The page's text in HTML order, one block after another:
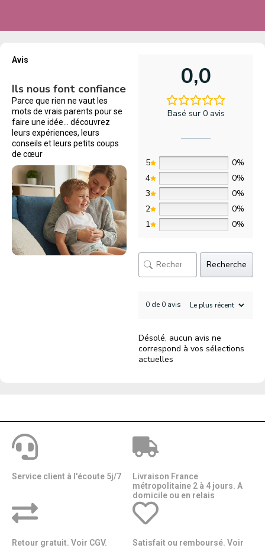
Avis
Ils nous font confiance
Parce que rien ne vaut les
mots de vrais parents pour se
faire une idée… découvrez
leurs expériences, leurs
conseils et leurs petits coups
de cœur
0,0
Basé sur 0 avis
5
0%
4
0%
3
0%
2
0%
1
0%
Recherche
0 de 0 avis
Désolé, aucun avis ne
correspond à vos sélections
actuelles
Service client à l'écoute 5j/7
Livraison France
métropolitaine 2 à 4 jours. A
domicile ou en relais​​
Retour gratuit. Voir CGV.
Satisfait ou remboursé. Voir